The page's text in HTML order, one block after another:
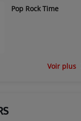
Pop Rock Time
Voir plus